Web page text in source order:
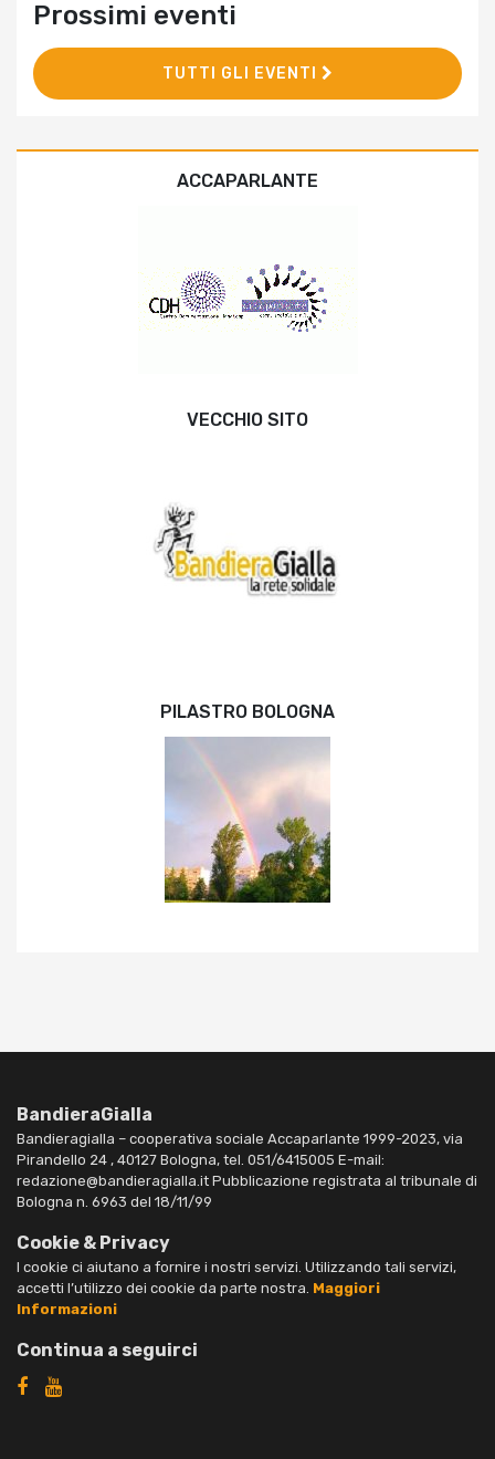
Prossimi eventi
TUTTI GLI EVENTI
ACCAPARLANTE
VECCHIO SITO
PILASTRO BOLOGNA
BandieraGialla
Bandieragialla – cooperativa sociale Accaparlante 1999-2023, via
Pirandello 24 , 40127 Bologna, tel. 051/6415005 E-mail:
redazione@bandieragialla.it Pubblicazione registrata al tribunale di
Bologna n. 6963 del 18/11/99
Cookie & Privacy
I cookie ci aiutano a fornire i nostri servizi. Utilizzando tali servizi,
accetti l’utilizzo dei cookie da parte nostra. Maggiori
Informazioni
Continua a seguirci